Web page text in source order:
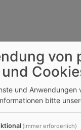
Temperaturen
- wir
gut durch die
nach Zwickau.
von
und
bitte
(immer erforderlich)